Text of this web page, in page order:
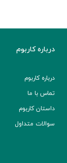
درباره کاربوم
درباره کاربوم
تماس با ما
داستان کاربوم
سوالات متداول